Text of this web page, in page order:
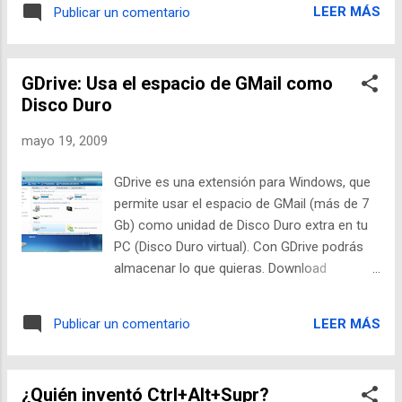
de los datos. Recién leí una nota en el
periódico hablando sobre este tema, resulta
que 60% de quienes usan esp...
Publicar un comentario LEER MÁS
GDrive: Usa el espacio de GMail como
Disco Duro
mayo 19, 2009
GDrive es una extensión para Windows, que
permite usar el espacio de GMail (más de 7
Gb) como unidad de Disco Duro extra en tu
PC (Disco Duro virtual). Con GDrive podrás
almacenar lo que quieras. Download
aumento) El tamaño máximo de los archivos
a guardar es de 20 Mb Se integra
Duro del sistema Soporta cuentas
Publicar un comentario LEER MÁS
¿Quién inventó Ctrl+Alt+Supr?